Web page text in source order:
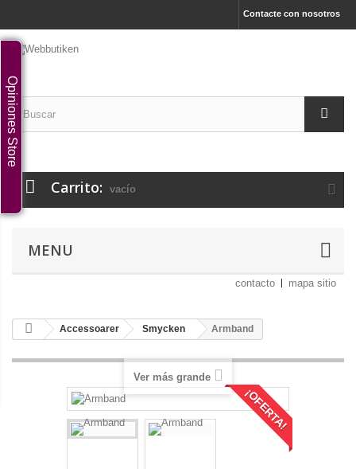
Contacte con nosotros
Carrito: vacío
MENU
contacto mapa sitio
Accessoarer Smycken Armband
¡OFERTA!
Ver más grande
Opiniones Store